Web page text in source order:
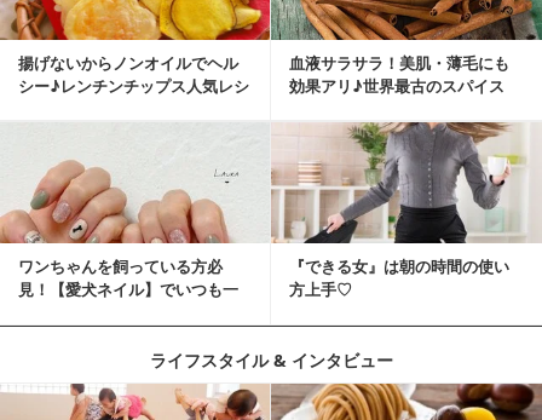
揚げないからノンオイルでヘル
シー♪レンチンチップス人気レシ
血液サラサラ！美肌・薄毛にも
効果アリ♪世界最古のスパイス
ワンちゃんを飼っている方必
見！【愛犬ネイル】でいつも一
『できる女』は朝の時間の使い
方上手♡
ライフスタイル & インタビュー